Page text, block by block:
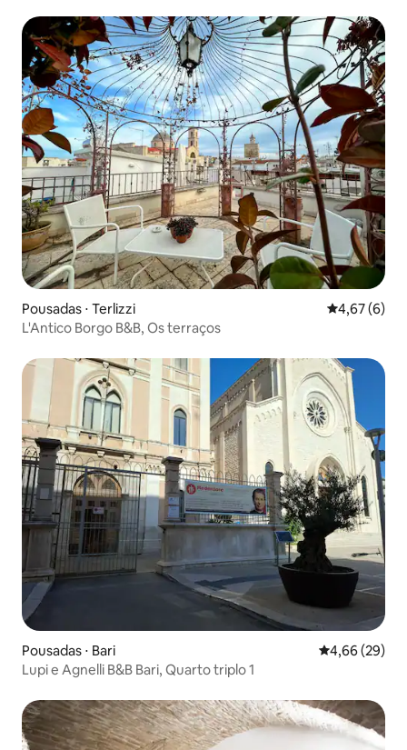
Pousadas ⋅ Terlizzi 4,67 de uma
4,67 (6)
L'Antico Borgo B&B, Os terraços
Pousadas ⋅ Bari 4,66 de uma
4,66 (29)
Lupi e Agnelli B&B Bari, Quarto triplo 1